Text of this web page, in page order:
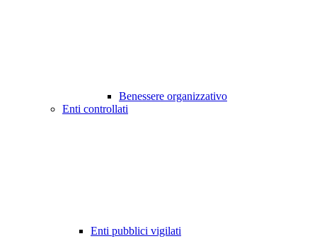
Benessere organizzativo
Enti controllati
Enti pubblici vigilati